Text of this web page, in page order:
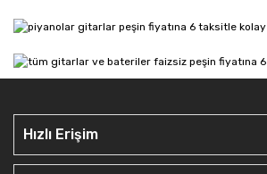
Hızlı Erişim